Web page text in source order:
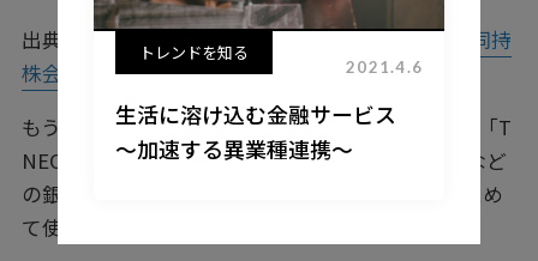
出典：
JAL と SBI グループによる共同事業開始 共同持
株会社「JAL SBI フィンテック株式会社」を設立
もう1つの事例として、株式会社Ｔマネーと提携し「T
NEOBANK」のサービスを開始。振込や外貨預金など
の銀行サービスの他に、銀行取引でTポイントをため
て使うこともできます。
トレンドを知る
2021.4.6
生活に溶け込む金融サービス
～加速する異業種連携～